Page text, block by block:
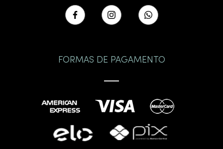
FORMAS DE PAGAMENTO